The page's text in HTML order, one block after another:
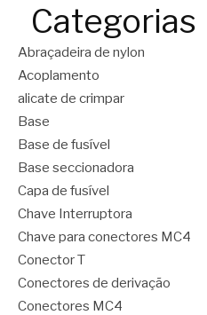
Categorias
Abraçadeira de nylon
Acoplamento
alicate de crimpar
Base
Base de fusível
Base seccionadora
Capa de fusível
Chave Interruptora
Chave para conectores MC4
Conector T
Conectores de derivação
Conectores MC4